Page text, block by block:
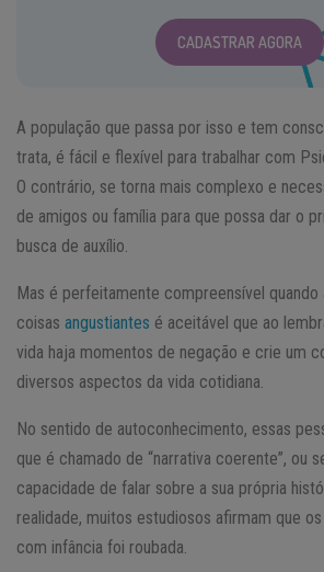
CADASTRAR AGORA
A população que passa por isso e tem
trata, é fácil e flexível para trabalhar com
O contrário, se torna mais complexo e
de amigos ou família para que possa dar o
busca de auxílio.
Mas é perfeitamente compreensível quando
coisas angustiantes é aceitável que ao
vida haja momentos de negação e crie um
diversos aspectos da vida cotidiana.
No sentido de autoconhecimento, essas
que é chamado de “narrativa coerente”, ou
capacidade de falar sobre a sua própria
realidade, muitos estudiosos afirmam que
com infância foi roubada.